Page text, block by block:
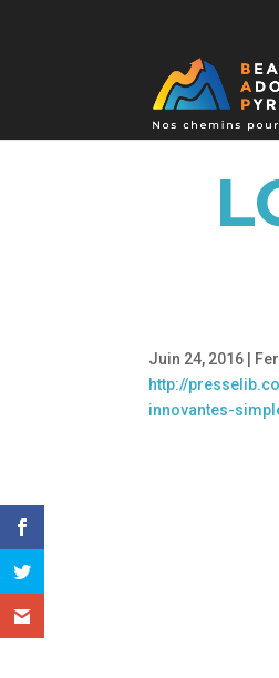
Juin 24, 2016
http://
innovantes-